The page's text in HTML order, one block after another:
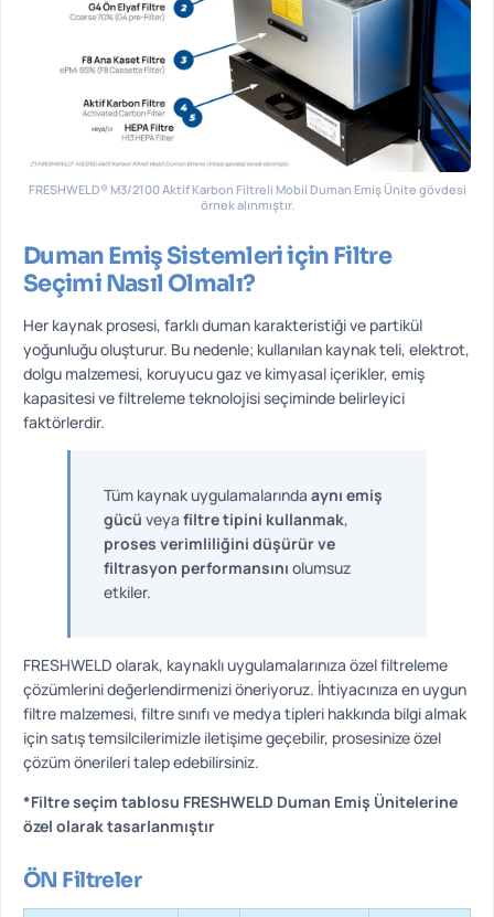
FRESHWELD® M3/2100 Aktif Karbon Filtreli Mobil Duman Emiş Ünite gövdesi
örnek alınmıştır.
Duman Emiş Sistemleri için Filtre
Seçimi Nasıl Olmalı?
Her kaynak prosesi, farklı duman karakteristiği ve partikül
yoğunluğu oluşturur. Bu nedenle; kullanılan kaynak teli, elektrot,
dolgu malzemesi, koruyucu gaz ve kimyasal içerikler, emiş
kapasitesi ve filtreleme teknolojisi seçiminde belirleyici
faktörlerdir.
Tüm kaynak uygulamalarında aynı emiş
gücü veya filtre tipini kullanmak,
proses verimliliğini düşürür ve
filtrasyon performansını olumsuz
etkiler.
FRESHWELD olarak, kaynaklı uygulamalarınıza özel filtreleme
çözümlerini değerlendirmenizi öneriyoruz. İhtiyacınıza en uygun
filtre malzemesi, filtre sınıfı ve medya tipleri hakkında bilgi almak
için satış temsilcilerimizle iletişime geçebilir, prosesinize özel
çözüm önerileri talep edebilirsiniz.
*Filtre seçim tablosu FRESHWELD Duman Emiş Ünitelerine
özel olarak tasarlanmıştır
ÖN Filtreler